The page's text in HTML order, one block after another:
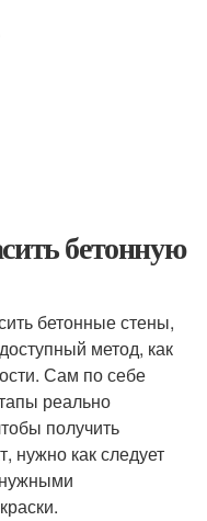
бетонную
бетонные стены,
метод, как
Сам по себе
реально
получить
нужно как следует